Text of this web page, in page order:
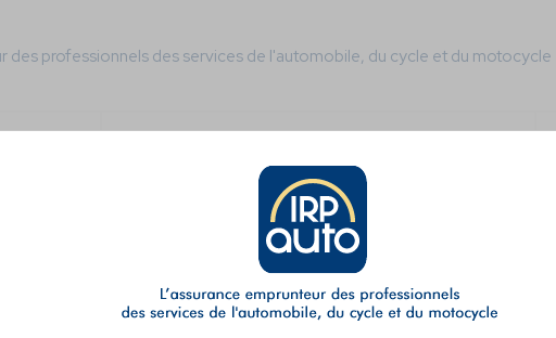
des professionnels des services de l'automobile, du cycle et du motocycle
CONSEILS ET INFORMATIONS UTILES
SOUSCRIPTION
devis gratuit d’assurance emprunteur en quelques minutes à peine. En plus,
automatiquement calibrées pour répondre aux exigences de votre banque.